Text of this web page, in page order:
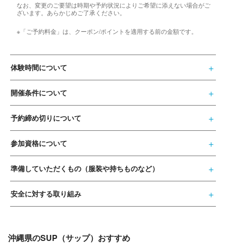
なお、変更のご要望は時期や予約状況によりご希望に添えない場合がご
ざいます。あらかじめご了承ください。
※「ご予約料金」は、クーポン/ポイントを適用する前の金額です。
体験時間について
開催条件について
予約締め切りについて
参加資格について
準備していただくもの（服装や持ちものなど）
安全に対する取り組み
沖縄県のSUP（サップ）おすすめ